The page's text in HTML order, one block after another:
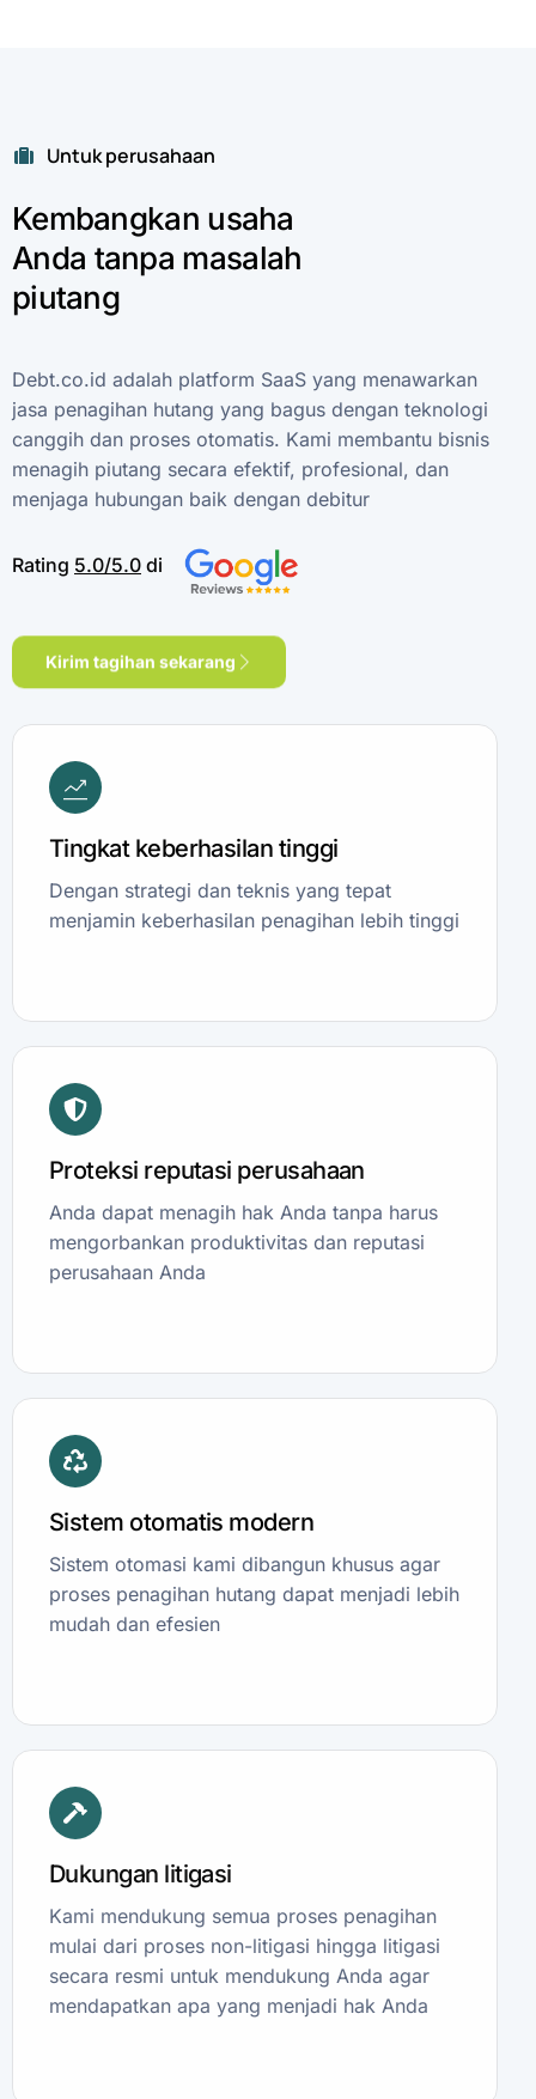
Untuk perusahaan
Kembangkan usaha
Anda tanpa masalah
piutang
Debt.co.id adalah platform SaaS yang menawarkan
jasa penagihan hutang yang bagus dengan teknologi
canggih dan proses otomatis. Kami membantu bisnis
menagih piutang secara efektif, profesional, dan
menjaga hubungan baik dengan debitur
Rating 5.0/5.0 di
Kirim tagihan sekarang
Tingkat keberhasilan tinggi
Dengan strategi dan teknis yang tepat
menjamin keberhasilan penagihan lebih tinggi
Proteksi reputasi perusahaan
Anda dapat menagih hak Anda tanpa harus
mengorbankan produktivitas dan reputasi
perusahaan Anda
Sistem otomatis modern
Sistem otomasi kami dibangun khusus agar
proses penagihan hutang dapat menjadi lebih
mudah dan efesien
Dukungan litigasi
Kami mendukung semua proses penagihan
mulai dari proses non-litigasi hingga litigasi
secara resmi untuk mendukung Anda agar
mendapatkan apa yang menjadi hak Anda